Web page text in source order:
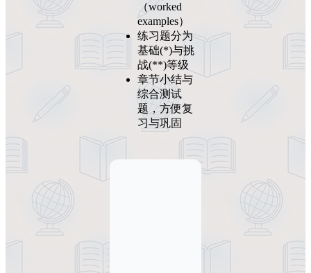
（worked
examples）
练习题分为
基础(*)与挑
战(**)等级
章节小结与
综合测试
题，方便复
习与巩固